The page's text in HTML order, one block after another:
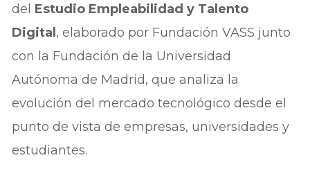
del Estudio Empleabilidad y Talento
Digital , elaborado por Fundación VASS junto
con la Fundación de la Universidad
Autónoma de Madrid, que analiza la
evolución del mercado tecnológico desde el
punto de vista de empresas, universidades y
estudiantes.